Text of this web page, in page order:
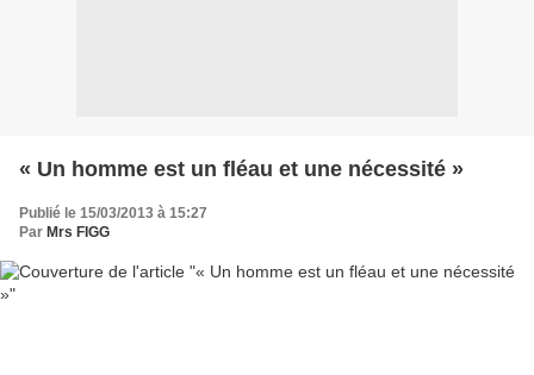
« Un homme est un fléau et une nécessité »
Publié le 15/03/2013 à 15:27
Par Mrs FIGG